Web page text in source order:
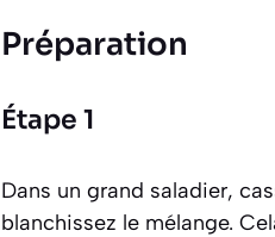
Préparation
Étape 1
Dans un grand saladier,
blanchissez le mélange.